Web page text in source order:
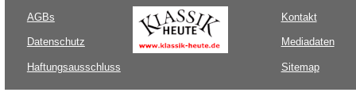
AGBs
Datenschutz
Haftungsausschluss
Kontakt
Mediadaten
Sitemap